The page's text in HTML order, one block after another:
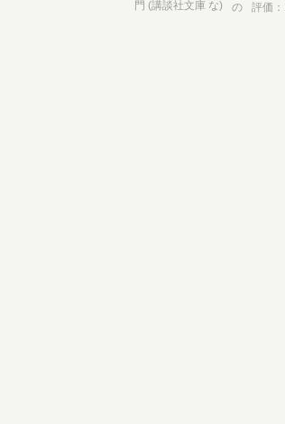
門 (講談社文庫 な) の 評価